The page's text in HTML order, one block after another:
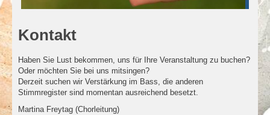
Kontakt
Haben Sie Lust bekommen, uns für Ihre Veranstaltung zu buchen?
Oder möchten Sie bei uns mitsingen?
Derzeit suchen wir Verstärkung im Bass, die anderen
Stimmregister sind momentan ausreichend besetzt.
Martina Freytag (Chorleitung)